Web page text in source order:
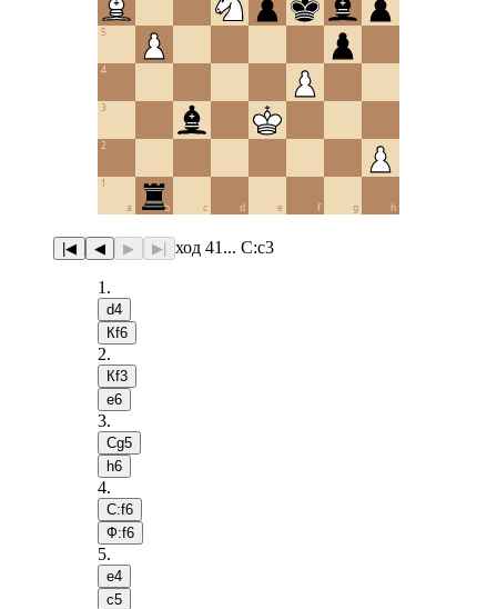
a b c d e f g h
1
2
3
4
5
|◀ ◀ ▶ ▶| ход 41... С:c3
1 .
d4
Кf6
2.
Кf3
e6
3.
Сg5
h6
4.
С:f6
Ф:f6
5.
e4
c5